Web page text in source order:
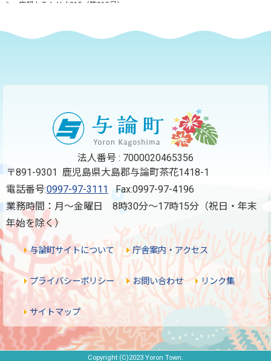
広報よろん Vol.315（第315号）
法人番号 : 7000020465356
〒891-9301 鹿児島県大島郡与論町茶花1418-1
電話番号:0997-97-3111 Fax:0997-97-4196
業務時間：月～金曜日 8時30分～17時15分（祝日・年末
年始を除く）
与論町サイトについて 庁舎案内・アクセス
プライバシーポリシー お問い合わせ リンク集
サイトマップ
Copyright (C)2023 Yoron Town.